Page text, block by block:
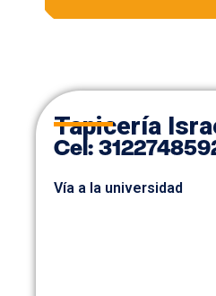
Tapicería
Cel:
Vía a la universidad